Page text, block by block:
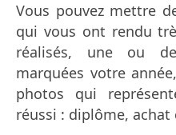
Vous pouvez mettre
qui vous ont rendu
réalisés, une ou
marquées votre
photos qui
réussi : diplôme, achat